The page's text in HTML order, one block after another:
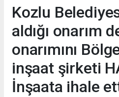
Kozlu
aldığı onarım
onarımını
inşaat şirketi
İnşaata ihale